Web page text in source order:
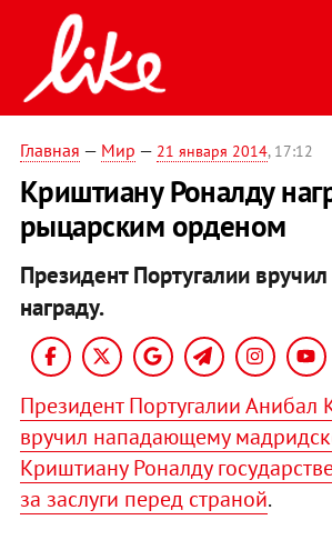
Главная — Мир — 21 января 2014, 17:12
Криштиану Роналду
рыцарским орденом
Президент Португалии
награду.
Президент Португалии Анибал
вручил нападающему
Криштиану Роналду
за заслуги перед страной.